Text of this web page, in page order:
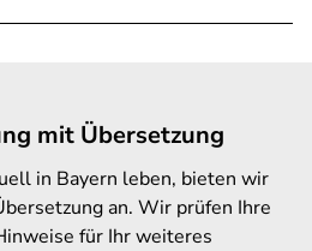
mit Übersetzung
in Bayern leben, bieten wir
an. Wir prüfen Ihre
für Ihr weiteres